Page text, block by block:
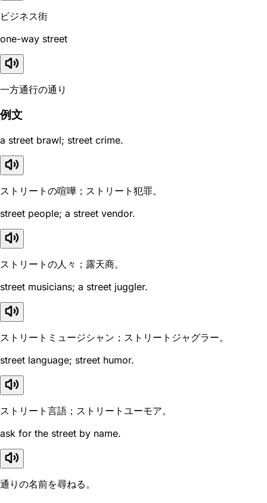
ビジネス街
one-way street
一方通行の通り
例文
a street brawl; street crime.
ストリートの喧嘩；ストリート犯罪。
street people; a street vendor.
ストリートの人々；露天商。
street musicians; a street juggler.
ストリートミュージシャン；ストリートジャグラー。
street language; street humor.
ストリート言語；ストリートユーモア。
ask for the street by name.
通りの名前を尋ねる。